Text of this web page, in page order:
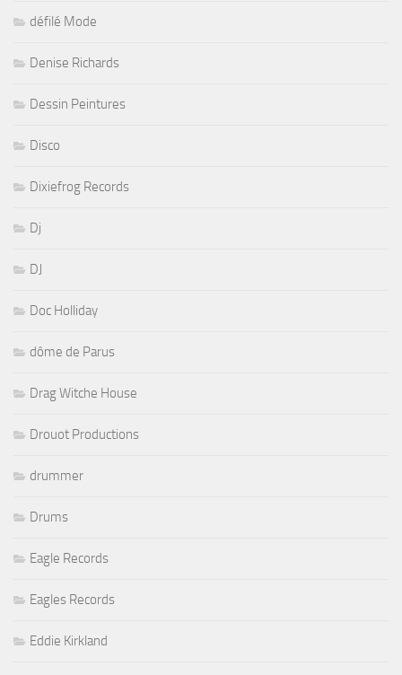
défilé Mode
Denise Richards
Dessin Peintures
Disco
Dixiefrog Records
Dj
DJ
Doc Holliday
dôme de Parus
Drag Witche House
Drouot Productions
drummer
Drums
Eagle Records
Eagles Records
Eddie Kirkland